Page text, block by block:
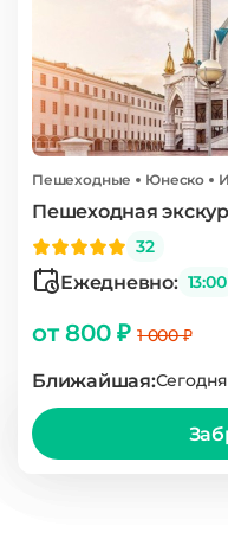
Пешеходные Юнеско
Пешеходная
32
Ежедневно: 13:00
от 800 ₽1 000 ₽
Ближайшая:Сегодня